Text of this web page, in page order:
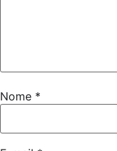
Nome *